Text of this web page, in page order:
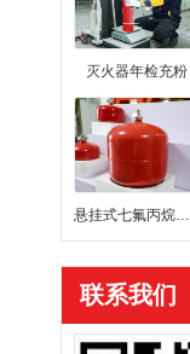
灭火器年检充粉
悬挂式七氟丙烷灭火装置
联系我们